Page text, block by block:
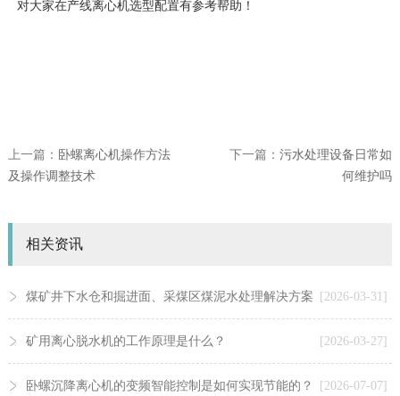
对大家在产线离心机选型配置有参考帮助！
上一篇： 卧螺离心机操作方法
及操作调整技术
下一篇：污水处理设备日常如
何维护吗
相关资讯
[2026-03-31]
煤矿井下水仓和掘进面、采煤区煤泥水处理解决方案
[2026-03-27]
矿用离心脱水机的工作原理是什么？
[2026-07-07]
卧螺沉降离心机的变频智能控制是如何实现节能的？